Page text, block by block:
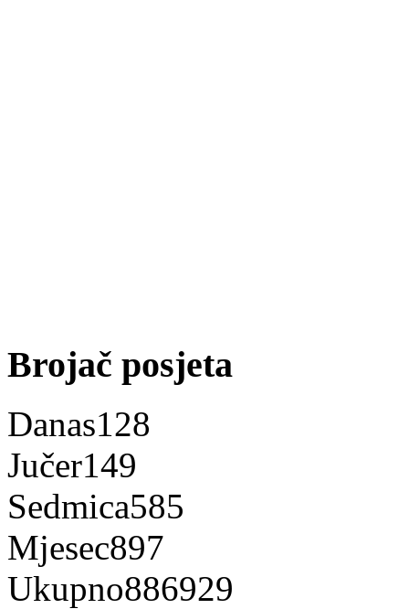
Brojač posjeta
Danas128
Jučer149
Sedmica585
Mjesec897
Ukupno886929